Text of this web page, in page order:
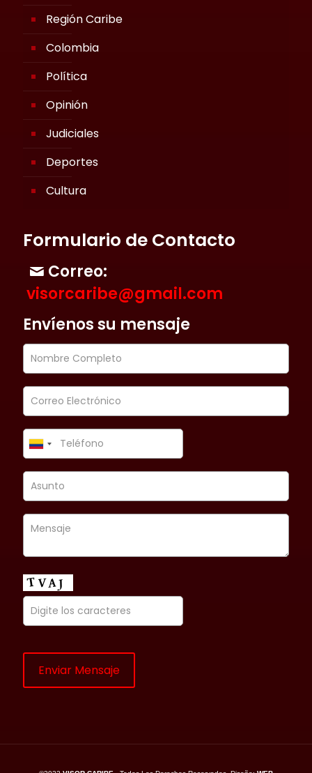
Región Caribe
Colombia
Política
Opinión
Judiciales
Deportes
Cultura
Formulario de Contacto
Correo:
visorcaribe@gmail.com
Envíenos su mensaje